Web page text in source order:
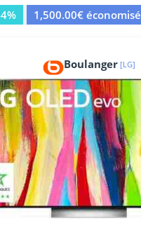
1,500.00€ économisé
Boulanger [LG]